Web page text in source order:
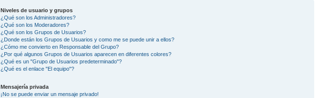
Niveles de usuario y grupos
¿Qué son los Administradores?
¿Qué son los Moderadores?
¿Qué son los Grupos de Usuarios?
¿Donde están los Grupos de Usuarios y como me se puede unir a ellos?
¿Cómo me convierto en Responsable del Grupo?
¿Por qué algunos Grupos de Usuarios aparecen en diferentes colores?
¿Qué es un "Grupo de Usuarios predeterminado"?
¿Qué es el enlace "El equipo"?
Mensajería privada
¡No se puede enviar un mensaje privado!